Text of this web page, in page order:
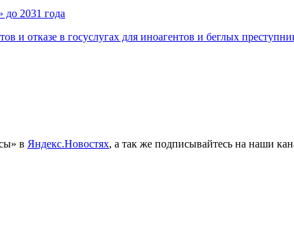
2031 года
и отказе в госуслугах для иноагентов и беглых
в Яндекс.Новостях, а так же подписывайтесь на наши